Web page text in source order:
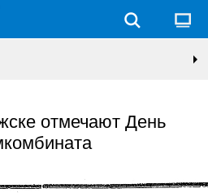
отмечают День